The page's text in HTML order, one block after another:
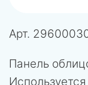
Арт.
Панель